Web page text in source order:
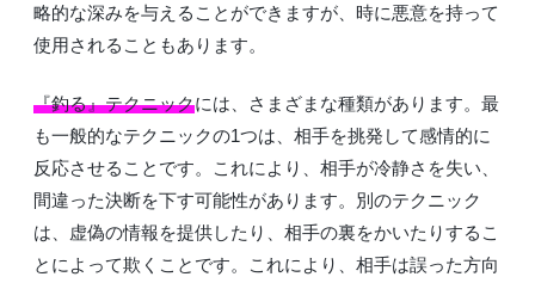
略的な深みを与えることができますが、時に悪意を持って
使用されることもあります。
『釣る』テクニックには、さまざまな種類があります。最
も一般的なテクニックの1つは、相手を挑発して感情的に
反応させることです。これにより、相手が冷静さを失い、
間違った決断を下す可能性があります。別のテクニック
は、虚偽の情報を提供したり、相手の裏をかいたりするこ
とによって欺くことです。これにより、相手は誤った方向